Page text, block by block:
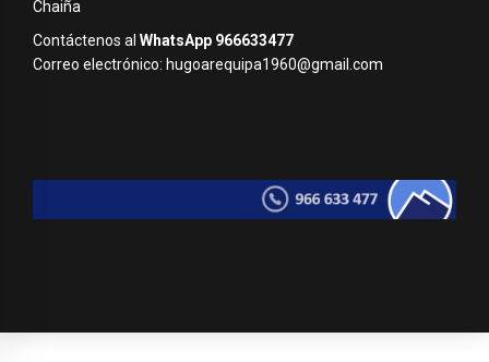
Chaiña
Contáctenos al WhatsApp 966633477
Correo electrónico: hugoarequipa1960@gmail.com